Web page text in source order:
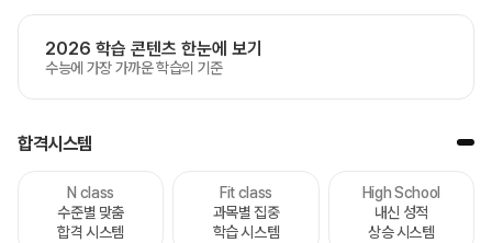
2026 학습 콘텐츠 한눈에 보기
수능에 가장 가까운 학습의 기준
합격시스템
N class
수준별 맞춤
합격 시스템
Fit class
과목별 집중
학습 시스템
High School
내신 성적
상승 시스템